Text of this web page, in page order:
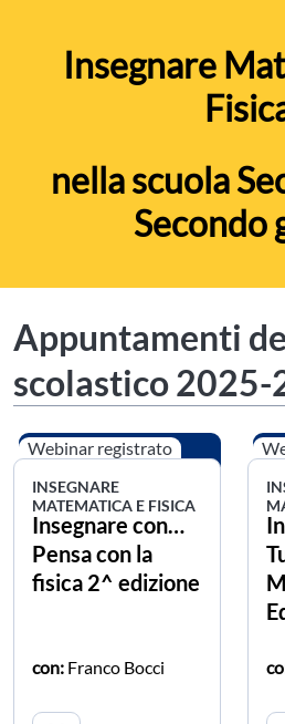
Insegnare
nella scuola
Secondo
Appuntamenti
scolastico 2025-
Webinar registrato
INSEGNARE
MATEMATICA E FISICA
Insegnare con…
Pensa con la
fisica 2^ edizione
con: Franco Bocci